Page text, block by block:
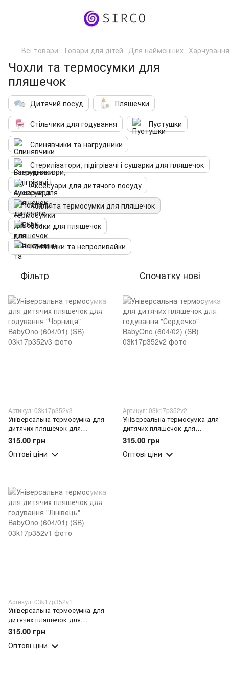
Всі товари Товари для дітей Для найменших
Чохли та термосумки для
пляшечок
Дитячий посуд
Пляшечки
Стільчики для годування
Пустушки
Слинявчики та нагрудники
Стерилізатори, підігрівачі і сушарки для пляшечок
Аксесуари для дитячого посуду
Чохли та термосумки для пляшечок
Соски для пляшечок
Поїльники та непроливайки
Фільтр Спочатку нові
Артикул: 03k17p352v3
Універсальна термосумка для
дитячих пляшечок для
годування "Чорниця" BabyOno
(604/01) (SB)
315.00 грн
Оптові ціни
Артикул: 03k17p352v2
Універсальна термосумка для
дитячих пляшечок для
годування "Сердечко"
BabyOno (604/02) (SB)
315.00 грн
Оптові ціни
Артикул: 03k17p352v1
Універсальна термосумка для
дитячих пляшечок для
годування "Лінівець" BabyOno
(604/01) (SB)
315.00 грн
Оптові ціни